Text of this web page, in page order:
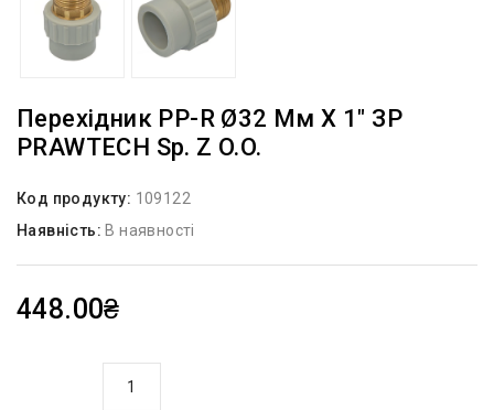
Перехідник PP-R Ø32 Мм X 1″ ЗР
PRAWTECH Sp. Z O.o.
Код продукту: 109122
Наявність: В наявності
448.00₴